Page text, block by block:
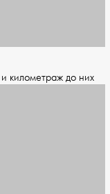
километраж до них